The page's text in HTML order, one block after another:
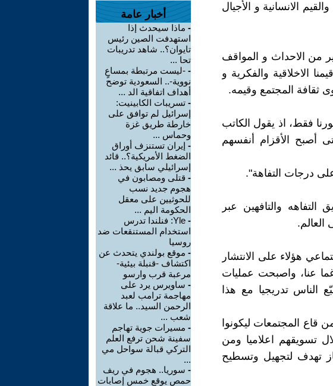
الانسانية و الأجيال
من الاحداث و المواقف
الاخلاقية والفكرية و
ثقافة المجتمع وقيمه.
فقط، اذ يقول الكاتب
أصبح الأقزام أنفسهم
درجات التفاهة".
والتافهين عبر
هؤلاء على الانتشار
عنا، واصبحت عمليات
الناس تدريجيا مع هذا
قاع المجتمعات ليكونوا
تسويقهم اعلاميا ومن
تهدف لتجهيل وتسطيح
أخبار عامة
- ماذا سيحدث إذا
استهدفت الصين رئيس
تايوان؟.. شاهد تدريبات
تحا ...
- -ليست مرتبطة بمساعٍ
نووية-.. السعودية توضح
أهداف اتفاقية الد ...
- تسريبات الكابينيت:
إسرائيل لم توافق على
خارطة طريق غزة
وحماس ...
- إيران تستنزف أوراق
الضغط الأمريكية؟.. قائد
إسرائيلي سابق يحذ ...
- قتلى ومصابون في
هجوم جديد نسب
للحوثيين على معقل
الحكومة اليم ...
-
Yle: فنلندا تدرس
استخدام المستنقعات ضد
روسيا
- موقع بولندي يتحدث عن
اكتشاف -قنبلة بيئية-
مرعبة قرب وارسو
- ساويرس يرد على
مهاجمة ترامب لعبد
الرحمن السيد.. ما علاقة
شعب ...
- مسيرات جوية تهاجم
سفينة شحن ترفع العلم
التركي قبالة سواحل مي
...
- سوريا.. هجوم في ريف
حمص يوقع خمس إصابات